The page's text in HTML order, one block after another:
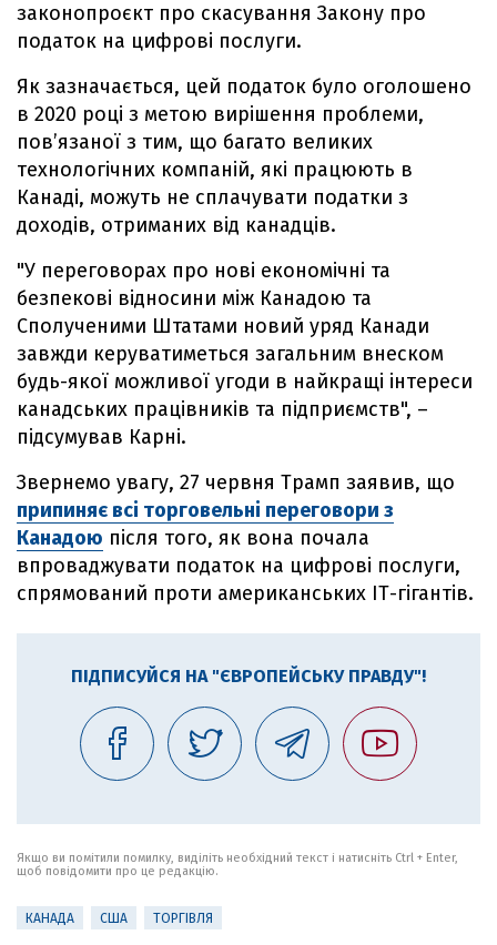
законопроєкт про скасування Закону про
податок на цифрові послуги.
Як зазначається, цей податок було оголошено
в 2020 році з метою вирішення проблеми,
пов’язаної з тим, що багато великих
технологічних компаній, які працюють в
Канаді, можуть не сплачувати податки з
доходів, отриманих від канадців.
"У переговорах про нові економічні та
безпекові відносини між Канадою та
Сполученими Штатами новий уряд Канади
завжди керуватиметься загальним внеском
будь-якої можливої угоди в найкращі інтереси
канадських працівників та підприємств", –
підсумував Карні.
Звернемо увагу, 27 червня Трамп заявив, що
припиняє всі торговельні переговори з
Канадою після того, як вона почала
впроваджувати податок на цифрові послуги,
спрямований проти американських ІТ-гігантів.
ПІДПИСУЙСЯ НА "ЄВРОПЕЙСЬКУ ПРАВДУ"!
Якщо ви помітили помилку, виділіть необхідний текст і натисніть Ctrl + Enter,
щоб повідомити про це редакцію.
КАНАДА США ТОРГІВЛЯ